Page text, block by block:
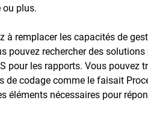
ou plus.
à remplacer les capacités de
pouvez rechercher des
pour les rapports. Vous
de codage comme le faisait
éléments nécessaires pour